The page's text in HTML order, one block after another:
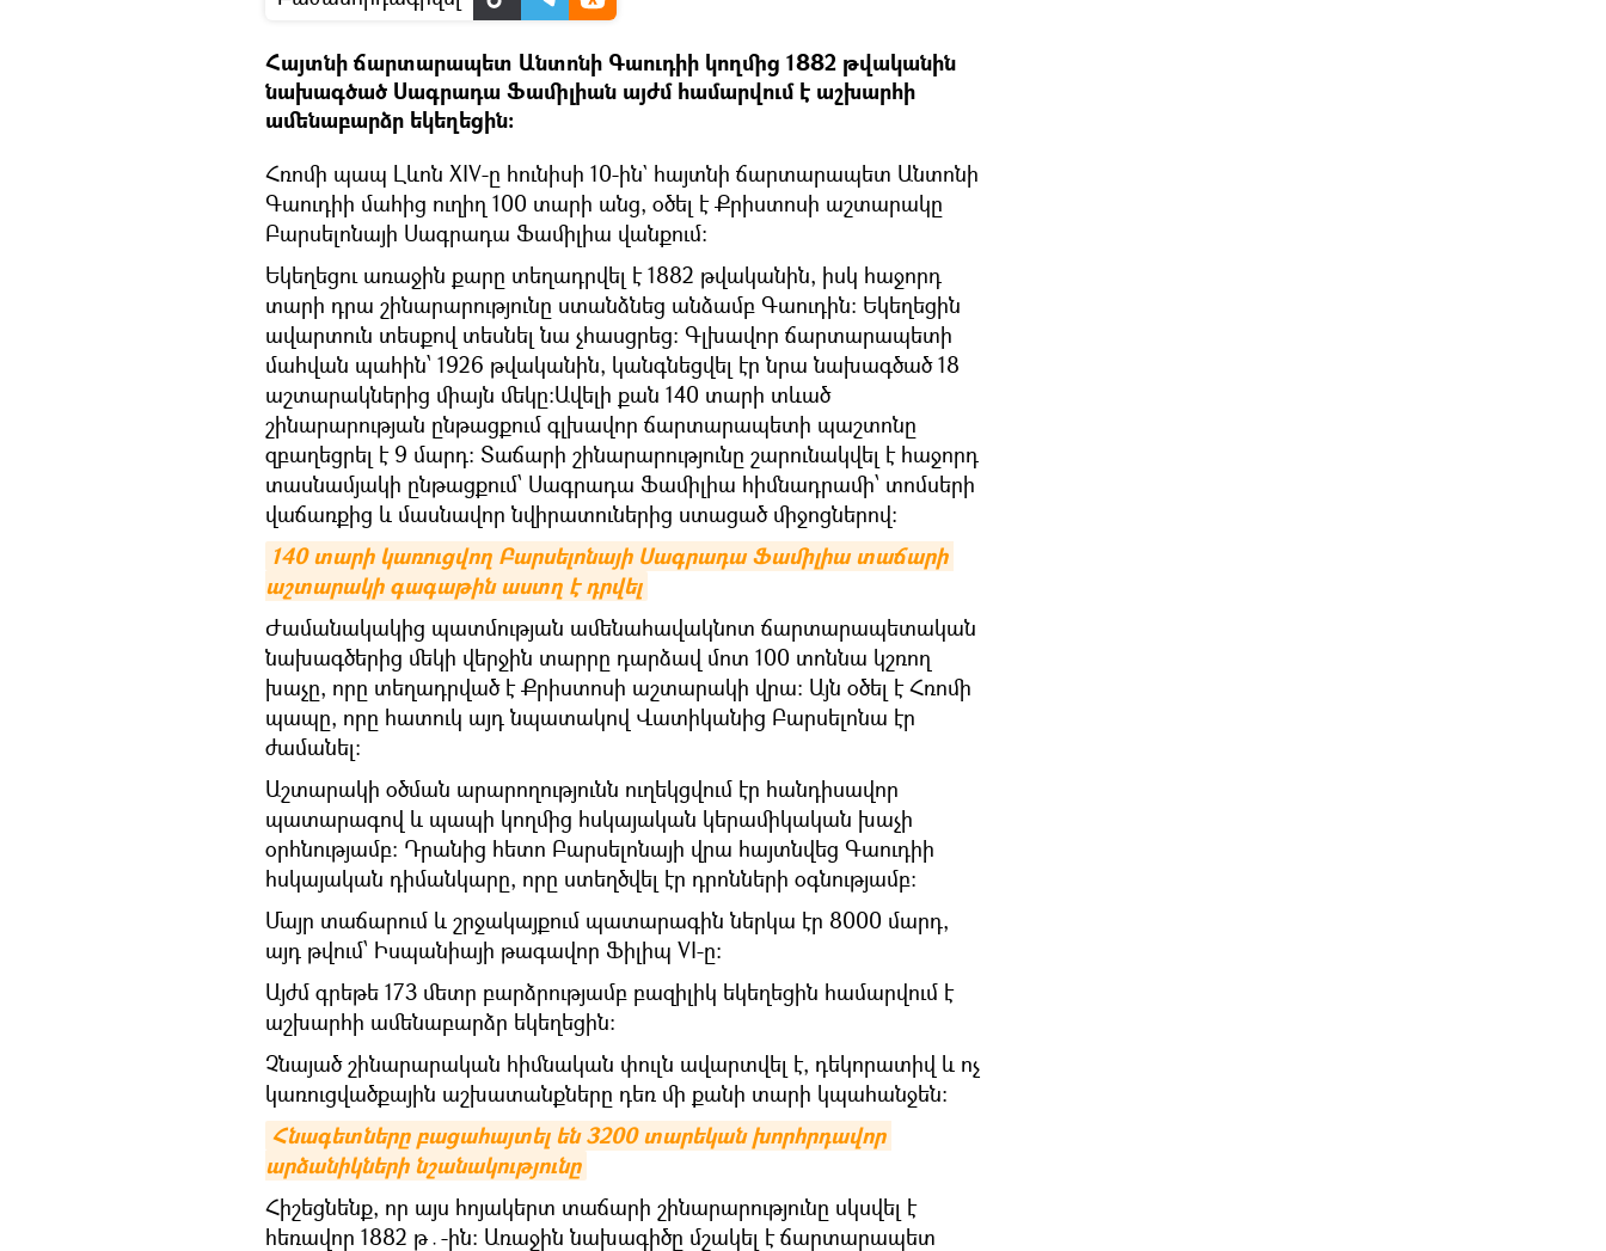
Հայտնի ճարտարապետ Անտոնի Գաուդիի կողմից 1882 թվականին
նախագծած Սագրադա Ֆամիլիան այժմ համարվում է աշխարհի
ամենաբարձր եկեղեցին։
Հռոմի պապ Լևոն XIV-ը հունիսի 10-ին` հայտնի ճարտարապետ Անտոնի
Գաուդիի մահից ուղիղ 100 տարի անց, օծել է Քրիստոսի աշտարակը
Բարսելոնայի Սագրադա Ֆամիլիա վանքում։
Եկեղեցու առաջին քարը տեղադրվել է 1882 թվականին, իսկ հաջորդ
տարի դրա շինարարությունը ստանձնեց անձամբ Գաուդին։ Եկեղեցին
ավարտուն տեսքով տեսնել նա չհասցրեց։ Գլխավոր ճարտարապետի
մահվան պահին՝ 1926 թվականին, կանգնեցվել էր նրա նախագծած 18
աշտարակներից միայն մեկը։Ավելի քան 140 տարի տևած
շինարարության ընթացքում գլխավոր ճարտարապետի պաշտոնը
զբաղեցրել է 9 մարդ։ Տաճարի շինարարությունը շարունակվել է հաջորդ
տասնամյակի ընթացքում՝ Սագրադա Ֆամիլիա հիմնադրամի՝ տոմսերի
վաճառքից և մասնավոր նվիրատուներից ստացած միջոցներով։
140 տարի կառուցվող Բարսելոնայի Սագրադա Ֆամիլիա տաճարի
աշտարակի գագաթին աստղ է դրվել
Ժամանակակից պատմության ամենահավակնոտ ճարտարապետական ​​
նախագծերից մեկի վերջին տարրը դարձավ մոտ 100 տոննա կշռող
խաչը, որը տեղադրված է Քրիստոսի աշտարակի վրա։ Այն օծել է Հռոմի
պապը, որը հատուկ այդ նպատակով Վատիկանից Բարսելոնա էր
ժամանել։
Աշտարակի օծման արարողությունն ուղեկցվում էր հանդիսավոր
պատարագով և պապի կողմից հսկայական կերամիկական խաչի
օրհնությամբ։ Դրանից հետո Բարսելոնայի վրա հայտնվեց Գաուդիի
հսկայական դիմանկարը, որը ստեղծվել էր դրոնների օգնությամբ։
Մայր տաճարում և շրջակայքում պատարագին ներկա էր 8000 մարդ,
այդ թվում՝ Իսպանիայի թագավոր Ֆիլիպ VI-ը։
Այժմ գրեթե 173 մետր բարձրությամբ բազիլիկ եկեղեցին համարվում է
աշխարհի ամենաբարձր եկեղեցին։
Չնայած շինարարական հիմնական փուլն ավարտվել է, դեկորատիվ և ոչ
կառուցվածքային աշխատանքները դեռ մի քանի տարի կպահանջեն։
Հնագետները բացահայտել են 3200 տարեկան խորհրդավոր
արձանիկների նշանակությունը
Հիշեցնենք, որ այս հոյակերտ տաճարի շինարարությունը սկսվել է
հեռավոր 1882 թ․-ին։ Առաջին նախագիծը մշակել է ճարտարապետ